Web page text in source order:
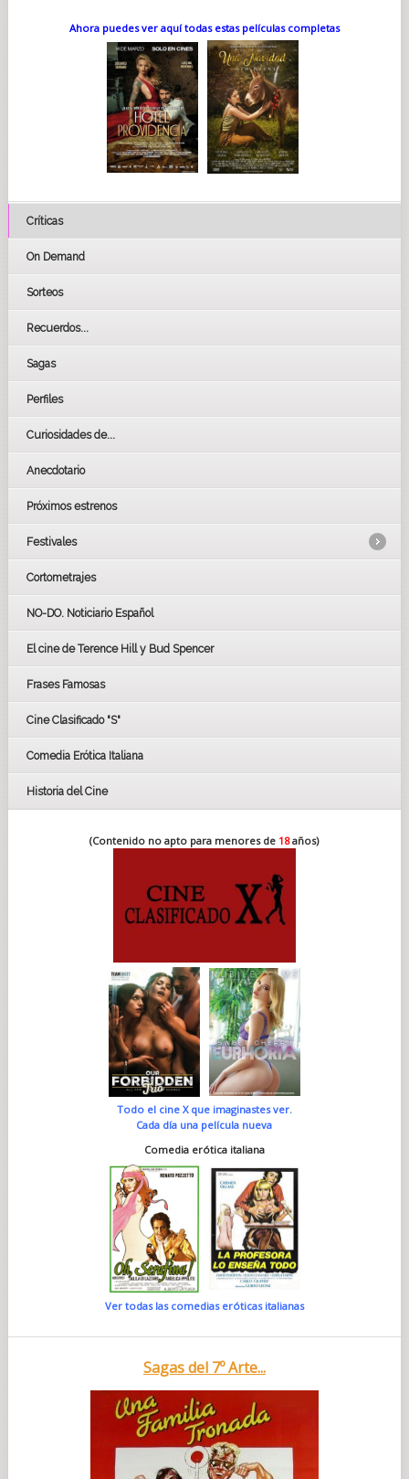
Ahora puedes ver aquí todas estas películas completas
Críticas
On Demand
Sorteos
Recuerdos...
Sagas
Perfiles
Curiosidades de...
Anecdotario
Próximos estrenos
Festivales
LOS OSCARS
GOYAS
BAFTA
Cortometrajes
NO-DO. Noticiario Español
El cine de Terence Hill y Bud Spencer
Frases Famosas
Cine Clasificado "S"
Comedia Erótica Italiana
Historia del Cine
(Contenido no apto para menores de 18años)
Todo el cine X que imaginastes ver.
Cada día una película nueva
Comedia erótica italiana
Ver todas las comedias eróticas italianas
Sagas del 7º Arte...